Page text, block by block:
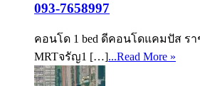
093-7658997
คอนโด 1 bed ดีคอนโดแคมปัส ร
MRTจรัญ1 […]...Read More »